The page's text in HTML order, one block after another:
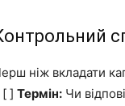
ніж вкладати
[ ] Термін: Чи